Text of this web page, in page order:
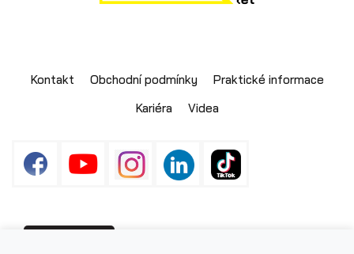
Kontakt Obchodní podmínky
Praktické informace
Kariéra
Videa